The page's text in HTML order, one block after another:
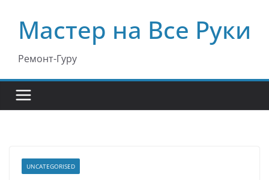
содержимому
Мастер на Все Руки
Ремонт-Гуру
UNCATEGORISED